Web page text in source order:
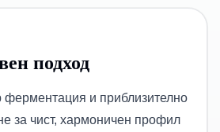
подход
ферментация и приблизително
за чист, хармоничен профил